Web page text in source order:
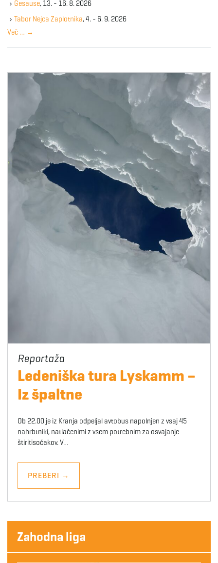
e
y
w
r
Gesause, 13. - 16. 8. 2026
Tabor Nejca Zaplotnika, 4. - 6. 9. 2026
Več … →
Ledeniška tura Lyskamm –
Iz špaltne
Ob 22.00 je iz Kranja odpeljal avtobus napolnjen z vsaj 45
nahrbtniki, natlačenimi z vsem potrebnim za osvajanje
štiritisočakov. V…
PREBERI →
Zahodna liga